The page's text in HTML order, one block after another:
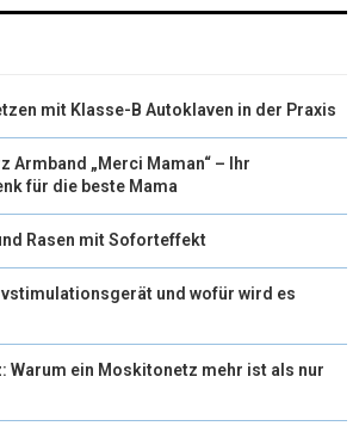
O
K
E
S
I
N
mit Klasse-B Autoklaven in der Praxis
Armband „Merci Maman“ – Ihr
für die beste Mama
Rasen mit Soforteffekt
und wofür wird es
Warum ein Moskitonetz mehr ist als nur